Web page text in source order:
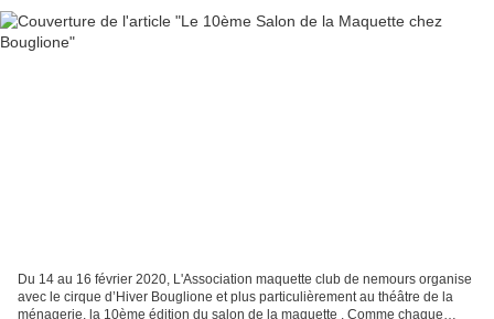
Du 14 au 16 février 2020, L'Association maquette club de nemours organise
avec le cirque d’Hiver Bouglione et plus particulièrement au théâtre de la
ménagerie, la 10ème édition du salon de la maquette . Comme chaque